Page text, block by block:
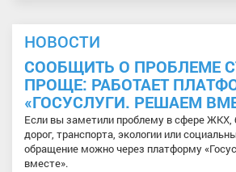
НОВОСТИ
СООБЩИТЬ О ПРОБЛЕМЕ
ПРОЩЕ: РАБОТАЕТ
«ГОСУСЛУГИ. РЕШАЕМ
Если вы заметили проблему в сфере ЖКХ,
дорог, транспорта, экологии или
обращение можно через платформу
вместе».